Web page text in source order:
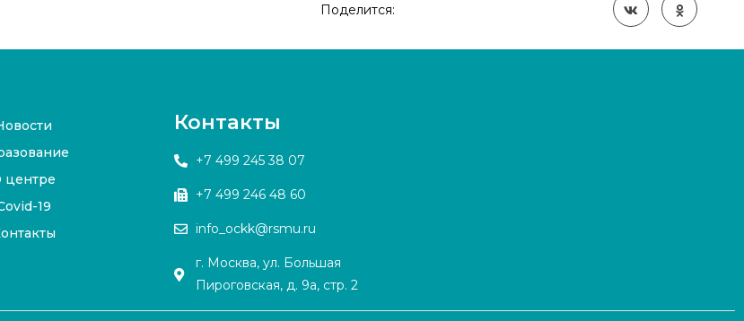
Поделится:
центре
19
Контакты
+7 499 245 38 07
+7 499 246 48 60
info_ockk@rsmu.ru
г. Москва, ул. Большая
Пироговская, д. 9а, стр. 2